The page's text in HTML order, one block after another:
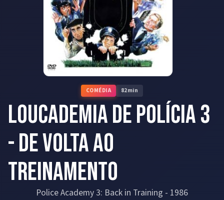
COMÉDIA 82min
Loucademia de Polícia 3
- De Volta ao
Treinamento
Police Academy 3: Back in Training - 1986